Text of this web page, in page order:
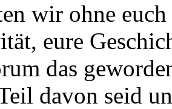
wir ohne
eure
das
davon seid